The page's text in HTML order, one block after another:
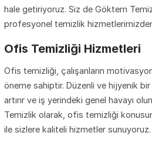
hale getiriyoruz. Siz de Göktem
profesyonel temizlik
Ofis Temizliği Hizmetleri
Ofis temizliği, çalışanların
öneme sahiptir. Düzenli ve hijyenik
artırır ve iş yerindeki genel havayı
Temizlik olarak, ofis temizliği
ile sizlere kaliteli hizmetler sunuyoruz.